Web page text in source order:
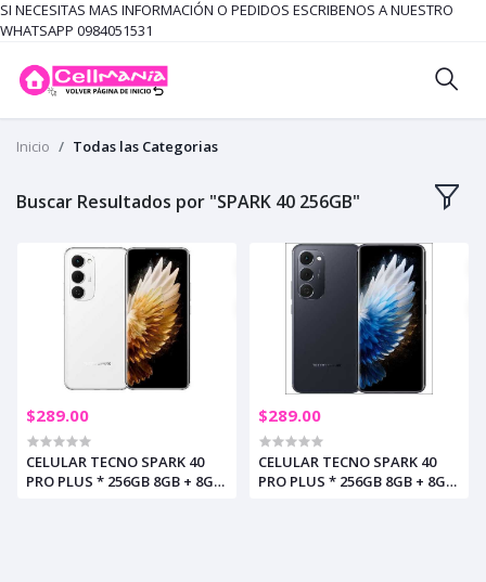
SI NECESITAS MAS INFORMACIÓN O PEDIDOS ESCRIBENOS A NUESTRO
WHATSAPP 0984051531
Inicio Todas las Categorias
Buscar Resultados por "SPARK 40 256GB"
$289.00
CELULAR TECNO SPARK 40
PRO PLUS * 256GB 8GB + 8GB
$289.00
CELULAR TECNO SPARK 40
PRO PLUS * 256GB 8GB + 8GB